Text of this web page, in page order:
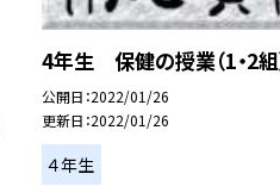
4年生 保健の授業（1・2組
公開日 2022/01/26
更新日 2022/01/26
４年生